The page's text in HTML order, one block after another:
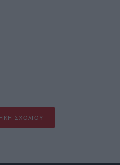
ΣΧΟΛΊΟΥ